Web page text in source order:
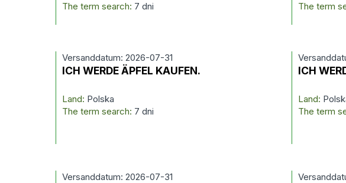
The term search: 7 dni
The term
Versanddatum: 2026-07-31
ICH WERDE ÄPFEL KAUFEN.
Land: Polska
The term search: 7 dni
ICH
Land:
The term
Versanddatum: 2026-07-31